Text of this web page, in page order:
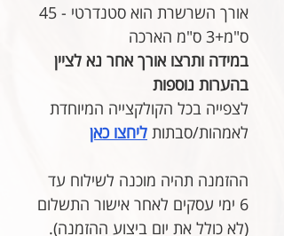
אורך השרשרת הוא סטנדרטי - 45
ס"מ+3 ס"מ הארכה
במידה ותרצו אורך אחר נא לציין
בהערות נוספות
לצפייה בכל הקולקצייה המיוחדת
לאמהות/סבתות ליחצו כאן
ההזמנה תהיה מוכנה לשילוח עד
6 ימי עסקים לאחר אישור התשלום
(לא כולל את יום ביצוע ההזמנה).